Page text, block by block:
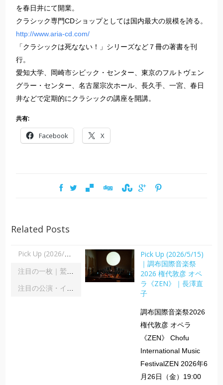
を春日井にて開業。
クラシック専門CDショップとしては国内最大の規模を誇る。
http://www.aria-cd.com/
「クラシックは死なない！」シリーズなど７冊の著書を刊
行。
愛知大学、岡崎市シビック・センター、東京のフルトヴェン
グラー・センター、名古屋宗次ホール、長久手、一宮、春日
井などで定期的にクラシックの講座を開講。
共有:
Facebook X
Related Posts
Pick Up (2026/5/15)｜調布国際音楽祭2026 権代敦彦 オペラ《ZEN》｜長澤直子
注目の一枚｜鷲宮美幸「舞踊の彼方へ」｜齋藤俊夫
Pick Up (2026/5/15)
｜調布国際音楽祭
2026 権代敦彦 オペ
ラ《ZEN》｜長澤直
子
調布国際音楽祭2026
権代敦彦 オペラ
《ZEN》 Chofu
International Music
FestivalZEN 2026年6
月26日（金）19:00